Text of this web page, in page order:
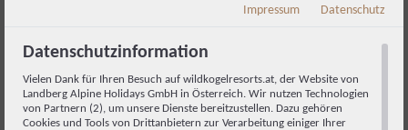
View offer
Impressum Datenschutz
Datenschutzinformation
Vielen Dank für Ihren Besuch auf wildkogelresorts.at, der Website von
Landberg Alpine Holidays GmbH in Österreich. Wir nutzen Technologien
von Partnern (2), um unsere Dienste bereitzustellen. Dazu gehören
Cookies und Tools von Drittanbietern zur Verarbeitung einiger Ihrer